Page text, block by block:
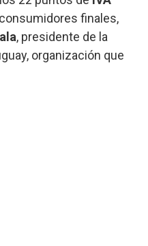
finales,
, presidente de la
organización que